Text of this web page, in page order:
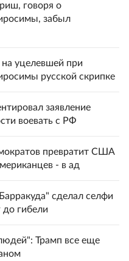
говоря о
забыл
уцелевшей при
русской скрипке
заявление
воевать с РФ
превратит США
- в ад
сделал селфи
до гибели
Трамп все еще